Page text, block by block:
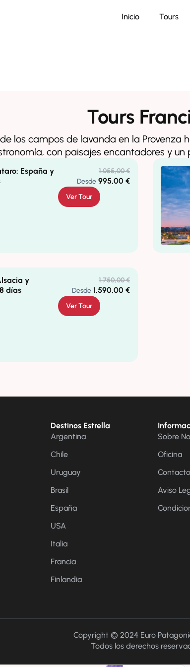
Inicio Tours
Tours
los campos de lavanda en la Provenza
con paisajes encantadores y un
España y
1.055,00€
Desde 995,00 €
Ver Tour
y
días
1.750,00€
Desde 1.590,00 €
Ver Tour
Destinos Estrella
Argentina
Chile
Uruguay
Brasil
España
USA
Italia
Francia
Finlandia
Sobre
Oficina
Contacto
Aviso
Copyright © 2024 Euro
Todos los derechos